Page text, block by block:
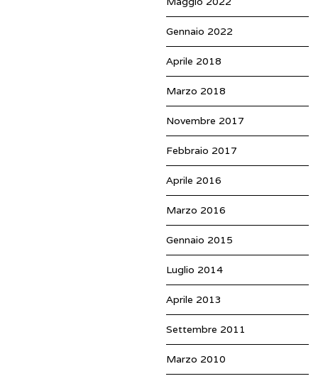
Gennaio 2022
Aprile 2018
Marzo 2018
Novembre 2017
Febbraio 2017
Aprile 2016
Marzo 2016
Gennaio 2015
Luglio 2014
Aprile 2013
Settembre 2011
Marzo 2010